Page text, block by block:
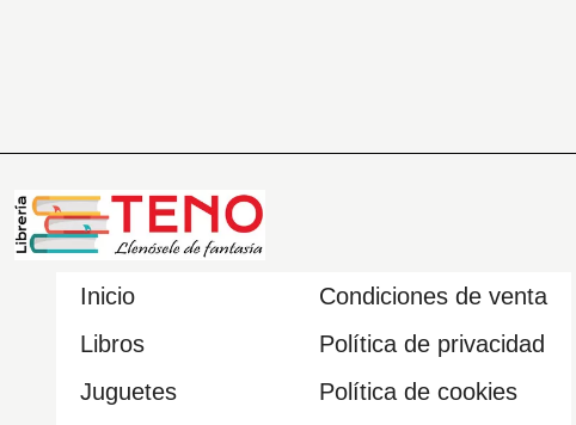
Inicio
Libros
Juguetes
Condiciones de venta
Política de privacidad
Política de cookies